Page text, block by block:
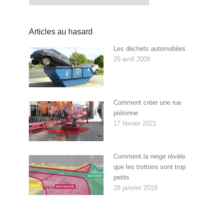
Articles au hasard
Les déchets automobiles
25 avril 2008
Comment créer une rue
piétonne
17 février 2021
Comment la neige révèle
que les trottoirs sont trop
petits
28 janvier 2019